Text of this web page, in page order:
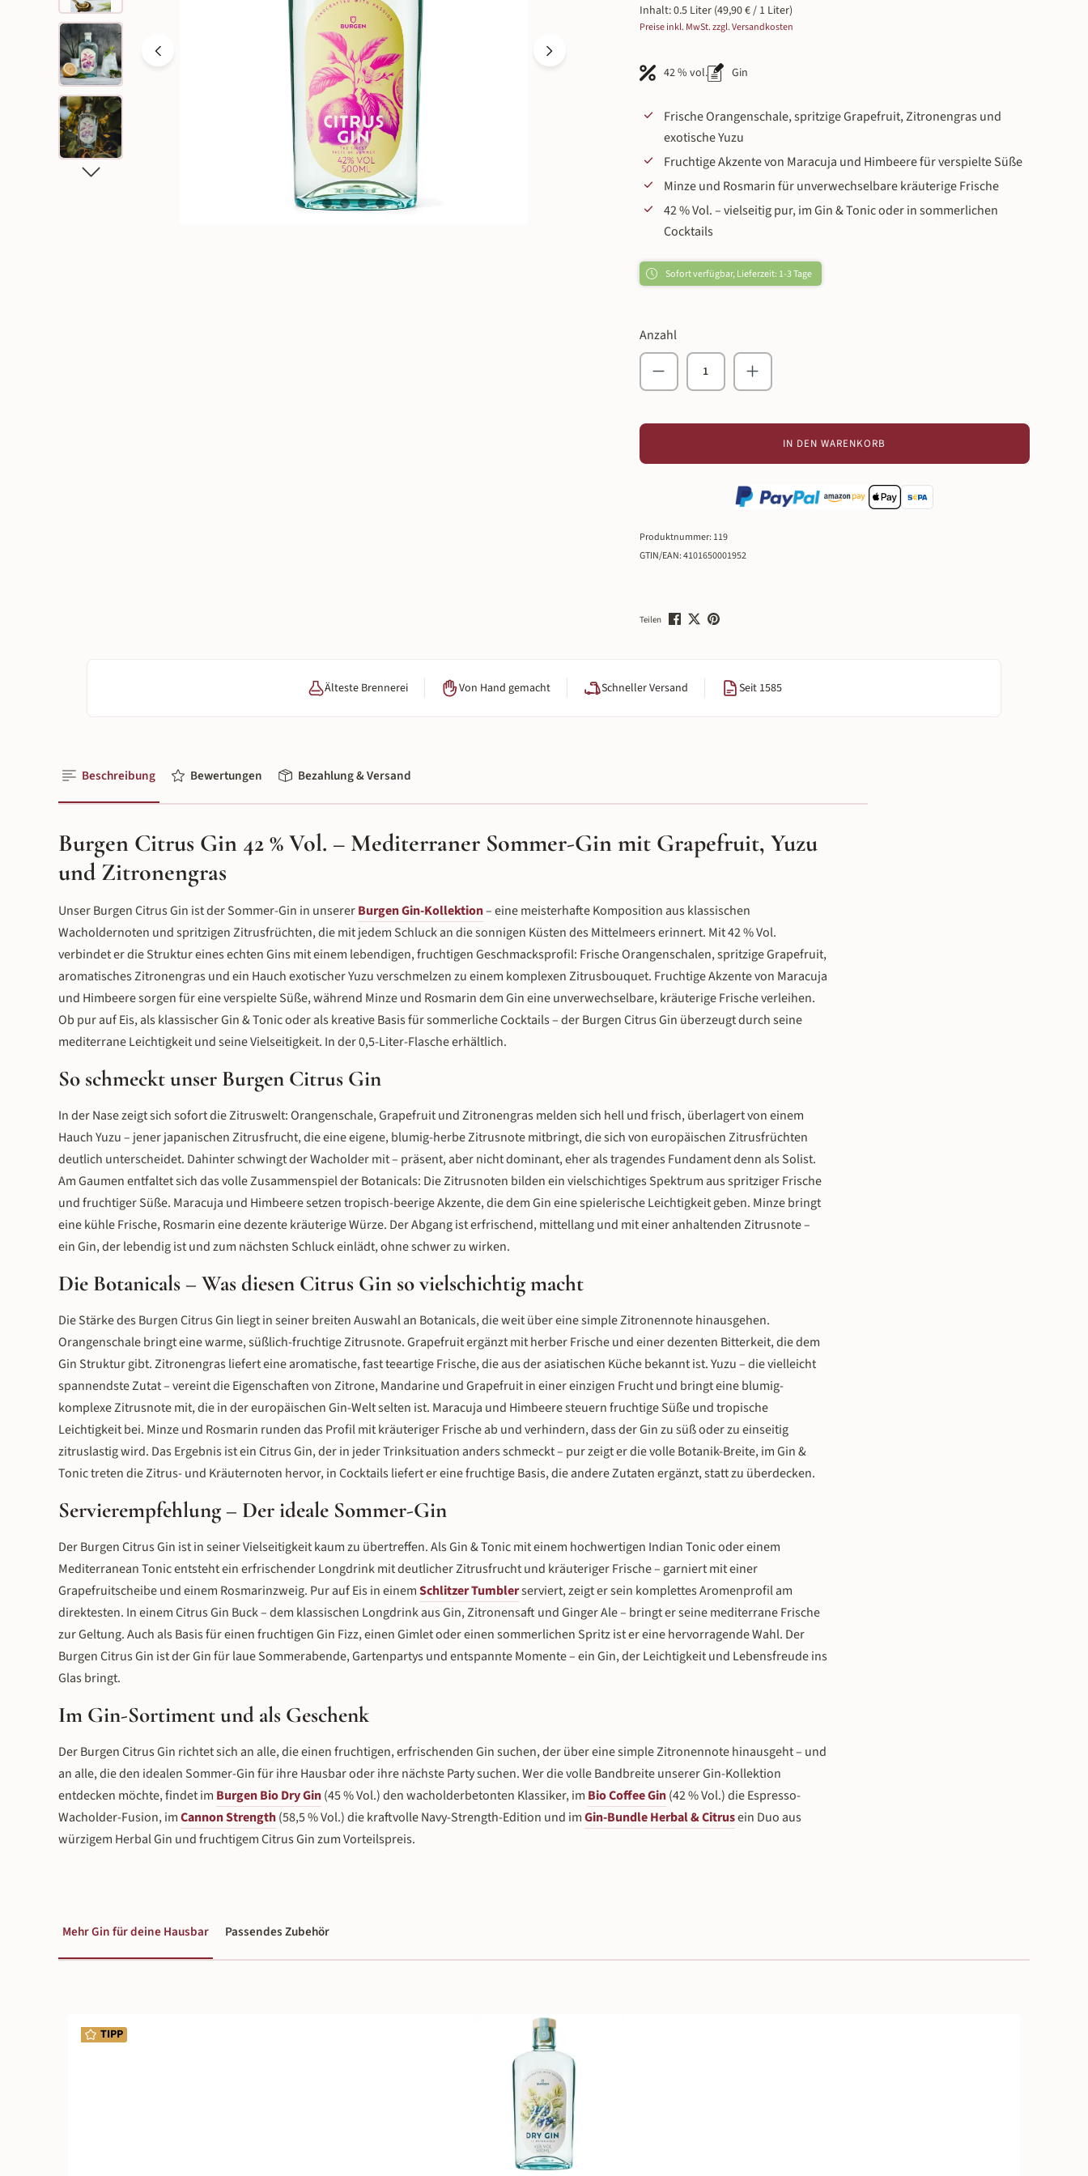
Inhalt:0.5 Liter (49,90 € / 1 Liter)
Preise inkl. MwSt. zzgl. Versandkosten
42 % vol. Gin
Frische Orangenschale, spritzige Grapefruit, Zitronengras und
exotische Yuzu
Fruchtige Akzente von Maracuja und Himbeere für verspielte Süße
Minze und Rosmarin für unverwechselbare kräuterige Frische
42 % Vol. – vielseitig pur, im Gin & Tonic oder in sommerlichen
Cocktails
Sofort verfügbar, Lieferzeit: 1-3 Tage
Anzahl
Produkt Anzahl: Gib den gewünschten Wert ein oder
IN DEN WARENKORB
Produktnummer: 119
GTIN/EAN:4101650001952
Teilen
Älteste Brennerei Von Hand gemacht Schneller Versand Seit 1585
Beschreibung Bewertungen Bezahlung & Versand
Burgen Citrus Gin 42 % Vol. – Mediterraner Sommer-Gin mit Grapefruit, Yuzu
und Zitronengras
Unser Burgen Citrus Gin ist der Sommer-Gin in unsererBurgen Gin-Kollektion– eine meisterhafte Komposition aus klassischen
Wacholdernoten und spritzigen Zitrusfrüchten, die mit jedem Schluck an die sonnigen Küsten des Mittelmeers erinnert. Mit 42 % Vol.
verbindet er die Struktur eines echten Gins mit einem lebendigen, fruchtigen Geschmacksprofil: Frische Orangenschalen, spritzige Grapefruit,
aromatisches Zitronengras und ein Hauch exotischer Yuzu verschmelzen zu einem komplexen Zitrusbouquet. Fruchtige Akzente von Maracuja
und Himbeere sorgen für eine verspielte Süße, während Minze und Rosmarin dem Gin eine unverwechselbare, kräuterige Frische verleihen.
Ob pur auf Eis, als klassischer Gin & Tonic oder als kreative Basis für sommerliche Cocktails – der Burgen Citrus Gin überzeugt durch seine
mediterrane Leichtigkeit und seine Vielseitigkeit. In der 0,5-Liter-Flasche erhältlich.
So schmeckt unser Burgen Citrus Gin
In der Nase zeigt sich sofort die Zitruswelt: Orangenschale, Grapefruit und Zitronengras melden sich hell und frisch, überlagert von einem
Hauch Yuzu – jener japanischen Zitrusfrucht, die eine eigene, blumig-herbe Zitrusnote mitbringt, die sich von europäischen Zitrusfrüchten
deutlich unterscheidet. Dahinter schwingt der Wacholder mit – präsent, aber nicht dominant, eher als tragendes Fundament denn als Solist.
Am Gaumen entfaltet sich das volle Zusammenspiel der Botanicals: Die Zitrusnoten bilden ein vielschichtiges Spektrum aus spritziger Frische
und fruchtiger Süße. Maracuja und Himbeere setzen tropisch-beerige Akzente, die dem Gin eine spielerische Leichtigkeit geben. Minze bringt
eine kühle Frische, Rosmarin eine dezente kräuterige Würze. Der Abgang ist erfrischend, mittellang und mit einer anhaltenden Zitrusnote –
ein Gin, der lebendig ist und zum nächsten Schluck einlädt, ohne schwer zu wirken.
Die Botanicals – Was diesen Citrus Gin so vielschichtig macht
Die Stärke des Burgen Citrus Gin liegt in seiner breiten Auswahl an Botanicals, die weit über eine simple Zitronennote hinausgehen.
Orangenschale bringt eine warme, süßlich-fruchtige Zitrusnote. Grapefruit ergänzt mit herber Frische und einer dezenten Bitterkeit, die dem
Gin Struktur gibt. Zitronengras liefert eine aromatische, fast teeartige Frische, die aus der asiatischen Küche bekannt ist. Yuzu – die vielleicht
spannendste Zutat – vereint die Eigenschaften von Zitrone, Mandarine und Grapefruit in einer einzigen Frucht und bringt eine blumig-
komplexe Zitrusnote mit, die in der europäischen Gin-Welt selten ist. Maracuja und Himbeere steuern fruchtige Süße und tropische
Leichtigkeit bei. Minze und Rosmarin runden das Profil mit kräuteriger Frische ab und verhindern, dass der Gin zu süß oder zu einseitig
zitruslastig wird. Das Ergebnis ist ein Citrus Gin, der in jeder Trinksituation anders schmeckt – pur zeigt er die volle Botanik-Breite, im Gin &
Tonic treten die Zitrus- und Kräuternoten hervor, in Cocktails liefert er eine fruchtige Basis, die andere Zutaten ergänzt, statt zu überdecken.
Servierempfehlung – Der ideale Sommer-Gin
Der Burgen Citrus Gin ist in seiner Vielseitigkeit kaum zu übertreffen. Als Gin & Tonic mit einem hochwertigen Indian Tonic oder einem
Mediterranean Tonic entsteht ein erfrischender Longdrink mit deutlicher Zitrusfrucht und kräuteriger Frische – garniert mit einer
Grapefruitscheibe und einem Rosmarinzweig. Pur auf Eis in einemSchlitzer Tumblerserviert, zeigt er sein komplettes Aromenprofil am
direktesten. In einem Citrus Gin Buck – dem klassischen Longdrink aus Gin, Zitronensaft und Ginger Ale – bringt er seine mediterrane Frische
zur Geltung. Auch als Basis für einen fruchtigen Gin Fizz, einen Gimlet oder einen sommerlichen Spritz ist er eine hervorragende Wahl. Der
Burgen Citrus Gin ist der Gin für laue Sommerabende, Gartenpartys und entspannte Momente – ein Gin, der Leichtigkeit und Lebensfreude ins
Glas bringt.
Im Gin-Sortiment und als Geschenk
Der Burgen Citrus Gin richtet sich an alle, die einen fruchtigen, erfrischenden Gin suchen, der über eine simple Zitronennote hinausgeht – und
an alle, die den idealen Sommer-Gin für ihre Hausbar oder ihre nächste Party suchen. Wer die volle Bandbreite unserer Gin-Kollektion
entdecken möchte, findet im Burgen Bio Dry Gin(45 % Vol.) den wacholderbetonten Klassiker, im Bio Coffee Gin(42 % Vol.) die Espresso-
Wacholder-Fusion, imCannon Strength(58,5 % Vol.) die kraftvolle Navy-Strength-Edition und imGin-Bundle Herbal & Citrusein Duo aus
würzigem Herbal Gin und fruchtigem Citrus Gin zum Vorteilspreis.
Mehr Gin für deine Hausbar Passendes Zubehör
TIPP